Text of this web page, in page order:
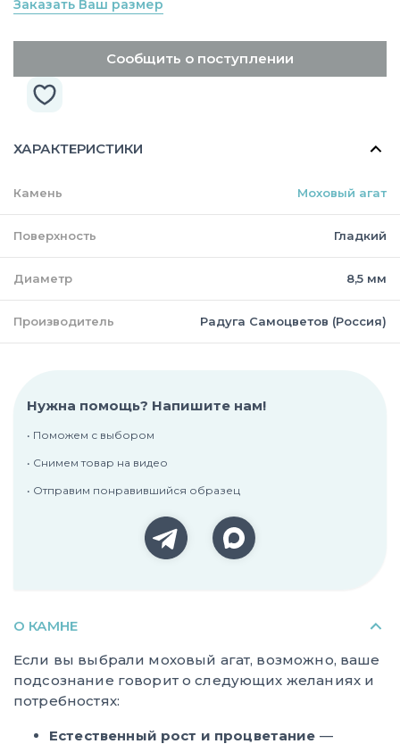
Заказать Ваш размер
Сообщить о поступлении
ХАРАКТЕРИСТИКИ
Камень Моховый агат
Поверхность Гладкий
Диаметр 8,5 мм
Производитель Радуга Самоцветов (Россия)
Нужна помощь? Напишите нам!
• Поможем с выбором
• Снимем товар на видео
• Отправим понравившийся образец
О КАМНЕ
Если вы выбрали моховый агат, возможно, ваше
подсознание говорит о следующих желаниях и
потребностях:
Естественный рост и процветание —